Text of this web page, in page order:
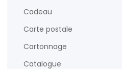
Cadeau
Carte postale
Cartonnage
Catalogue